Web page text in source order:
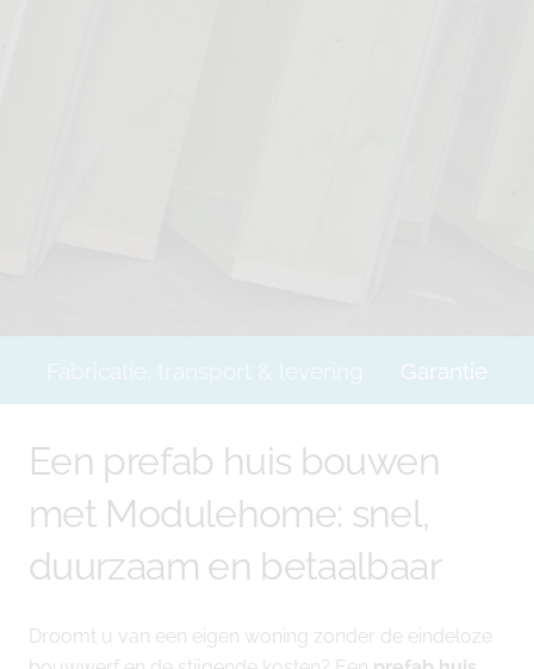
Garantie
Een prefab huis bouwen
met Modulehome: snel,
duurzaam en betaalbaar
Droomt u van een eigen woning zonder de eindeloze